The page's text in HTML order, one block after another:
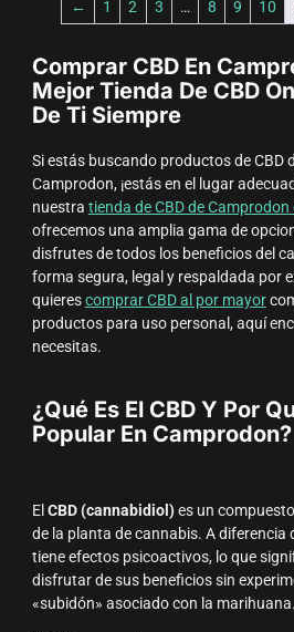
← 1 2 3 … 8 9 10
Comprar CBD En
Mejor Tienda De CBD
De Ti Siempre
Si estás buscando productos de CBD
Camprodon, ¡estás en el lugar
nuestra tienda de CBD de Camprodon
ofrecemos una amplia gama de
disfrutes de todos los beneficios del
forma segura, legal y respaldada por
quierescomprar CBD al por mayor
productos para uso personal, aquí
necesitas.
¿Qué Es El CBD Y Por
Popular En Camprodon?
El CBD (cannabidiol)es un
de la planta de cannabis. A diferencia
tiene efectos psicoactivos, lo que
disfrutar de sus beneficios sin
«subidón» asociado con la marihuana.